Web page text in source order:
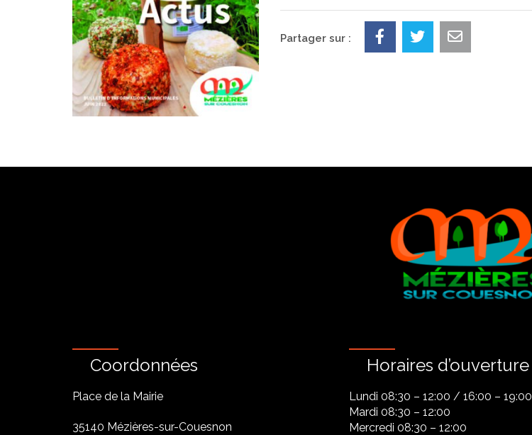
Partager sur :
Coordonnées
Place de la Mairie
35140 Mézières-sur-Couesnon
Horaires d’ouverture
Lundi 08:30 – 12:00 / 16:00 – 19:00
Mardi 08:30 – 12:00
Mercredi 08:30 – 12:00